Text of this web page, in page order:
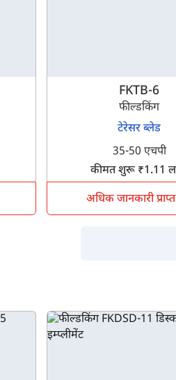
FKTB-6
फील्डकिंग
टेरेसर ब्लेड
35-50 एचपी
कीमत शुरू ₹1.11
अधिक जानकारी
नहीं,